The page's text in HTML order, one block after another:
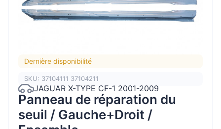
Dernière disponibilité
SKU: 37104111 37104211
JAGUAR X-TYPE CF-1 2001-2009
Panneau de réparation du
seuil / Gauche+Droit /